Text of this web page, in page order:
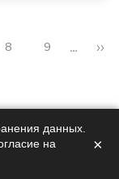
8 9 … ››
данных.
на
×